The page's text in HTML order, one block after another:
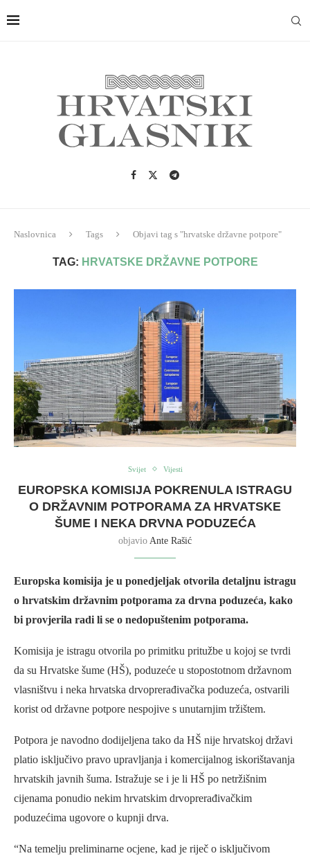
Naslovnica Tags Objavi tag s "hrvatske državne potpore"
TAG: HRVATSKE DRŽAVNE POTPORE
Svijet Vijesti
EUROPSKA KOMISIJA POKRENULA ISTRAGU
O DRŽAVNIM POTPORAMA ZA HRVATSKE
ŠUME I NEKA DRVNA PODUZEĆA
objavio Ante Rašić
Europska komisija je u ponedjeljak otvorila detaljnu istragu
o hrvatskim državnim potporama za drvna poduzeća, kako
bi provjerila radi li se o nedopuštenim potporama.
Komisija je istragu otvorila po primitku pritužbe u kojoj se tvrdi
da su Hrvatske šume (HŠ), poduzeće u stopostotnom državnom
vlasništvu i neka hrvatska drvoprerađivačka poduzeća, ostvarili
korist od državne potpore nespojive s unutarnjim tržištem.
Potpora je navodno dodijeljena tako da HŠ nije hrvatskoj državi
platio isključivo pravo upravljanja i komercijalnog iskorištavanja
hrvatskih javnih šuma. Istražuje se i je li HŠ po netržišnim
cijenama ponudio nekim hrvatskim drvoprerađivačkim
poduzećima ugovore o kupnji drva.
“Na temelju preliminarne ocjene, kad je riječ o isključivom